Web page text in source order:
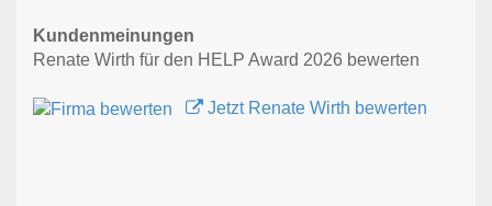
Kundenmeinungen
Renate Wirth für den HELP Award 2026 bewerten
Jetzt Renate Wirth bewerten